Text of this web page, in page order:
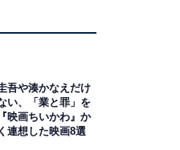
吾や湊かなえだけ
い、「業と罪」を
映画ちいかわ』か
連想した映画8選